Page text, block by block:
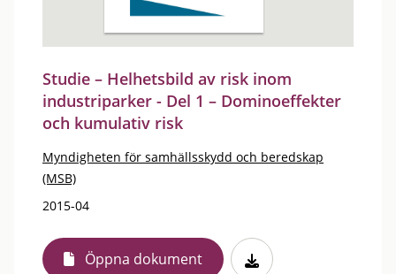
Studie – Helhetsbild av risk inom
industriparker - Del 1 – Dominoeffekter
och kumulativ risk
Myndigheten för samhällsskydd och beredskap
(MSB)
2015-04
Öppna dokument